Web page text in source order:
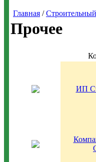
Главная /
Прочее
ИП